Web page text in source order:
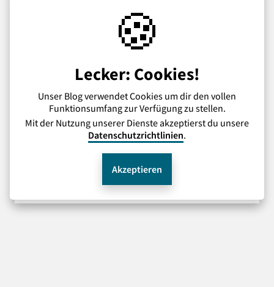
Veröffentlicht am 02. Mai 2025
kippe aktuell
Straßburg-Austausch 2025
Veronika Reichert und Maike Sophie Krebs
berichten über ihre Erlebnisse von dem diesjährigen
🍪
Lecker: Cookies!
Unser Blog verwendet Cookies um dir den vollen
Funktionsumfang zur Verfügung zu stellen.
Mit der Nutzung unserer Dienste akzeptierst du unsere
Datenschutzrichtlinien.
Akzeptieren